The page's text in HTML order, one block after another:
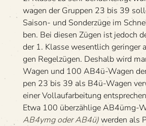
wa­gen der Grup­pen 23 bis 39
Sai­son- und Son­der­züge im
ben. Bei die­sen Zügen ist jedoch
der 1. Klasse wesent­lich gerin­ger
gen Regel­zü­gen. Des­halb wird
Wagen und 100 AB4ü-Wagen
pen 23 bis 39 als B4ü-Wagen
einer Voll­auf­ar­bei­tung
Etwa 100 über­zäh­lige AB4ümg-
AB4ymg oder AB4ü)wer­den als